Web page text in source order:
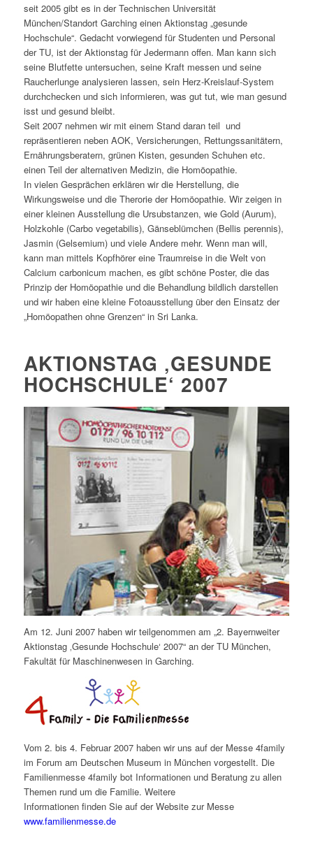
seit 2005 gibt es in der Technischen Universität
München/Standort Garching einen Aktionstag „gesunde
Hochschule“. Gedacht vorwiegend für Studenten und Personal
der TU, ist der Aktionstag für Jedermann offen. Man kann sich
seine Blutfette untersuchen, seine Kraft messen und seine
Raucherlunge analysieren lassen, sein Herz-Kreislauf-System
durchchecken und sich informieren, was gut tut, wie man gesund
isst und gesund bleibt.
Seit 2007 nehmen wir mit einem Stand daran teil und
repräsentieren neben AOK, Versicherungen, Rettungssanitätern,
Ernährungsberatern, grünen Kisten, gesunden Schuhen etc.
einen Teil der alternativen Medizin, die Homöopathie.
In vielen Gesprächen erklären wir die Herstellung, die
Wirkungsweise und die Therorie der Homöopathie. Wir zeigen in
einer kleinen Ausstellung die Ursubstanzen, wie Gold (Aurum),
Holzkohle (Carbo vegetabilis), Gänseblümchen (Bellis perennis),
Jasmin (Gelsemium) und viele Andere mehr. Wenn man will,
kann man mittels Kopfhörer eine Traumreise in die Welt von
Calcium carbonicum machen, es gibt schöne Poster, die das
Prinzip der Homöopathie und die Behandlung bildlich darstellen
und wir haben eine kleine Fotoausstellung über den Einsatz der
„Homöopathen ohne Grenzen“ in Sri Lanka.
AKTIONSTAG ‚GESUNDE
HOCHSCHULE‘ 2007
Am 12. Juni 2007 haben wir teilgenommen am „2. Bayernweiter
Aktionstag ‚Gesunde Hochschule‘ 2007“ an der TU München,
Fakultät für Maschinenwesen in Garching.
Vom 2. bis 4. Februar 2007 haben wir uns auf der Messe 4family
im Forum am Deutschen Museum in München vorgestellt. Die
Familienmesse 4family bot Informationen und Beratung zu allen
Themen rund um die Familie. Weitere
Informationen finden Sie auf der Website zur Messe
www.familienmesse.de